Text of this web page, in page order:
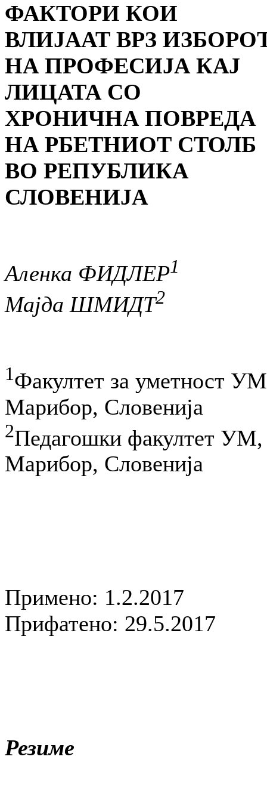
ФАКТОРИ КОИ
ВЛИЈААТ ВРЗ
НА ПРОФЕСИЈА КАЈ
ЛИЦАТА СО
ХРОНИЧНА ПОВРЕДА
НА РБЕТНИОТ СТОЛБ
ВО РЕПУБЛИКА
СЛОВЕНИЈА
Аленка ФИДЛЕР1
Мајда ШМИДТ2
1Факултет за уметност
Марибор, Словенија
2Педагошки факултет УМ,
Марибор, Словенија
Примено: 1.2.2017
Прифатено: 29.5.2017
Резиме